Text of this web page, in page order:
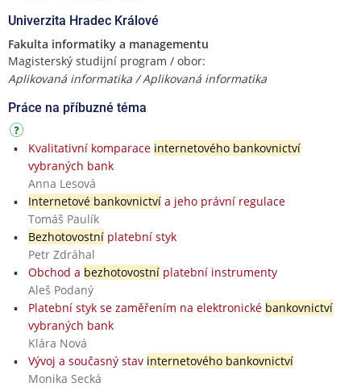
Univerzita Hradec Králové
Fakulta informatiky a managementu
Magisterský studijní program / obor:
Aplikovaná informatika / Aplikovaná informatika
Práce na příbuzné téma
Kvalitativní komparace internetového bankovnictví
vybraných bank
Anna Lesová
Internetové bankovnictvía jeho právní regulace
Tomáš Paulík
Bezhotovostníplatební styk
Petr Zdráhal
Obchod a bezhotovostníplatební instrumenty
Aleš Podaný
Platební styk se zaměřením na elektronické bankovnictví
vybraných bank
Klára Nová
Vývoj a současný stav internetového bankovnictví
Monika Secká